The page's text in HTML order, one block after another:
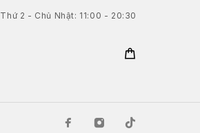
Thứ 2 - Chủ Nhật: 11:00 - 20:30